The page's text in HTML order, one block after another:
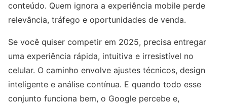
conteúdo. Quem ignora a experiência mobile perde
relevância, tráfego e oportunidades de venda.
Se você quiser competir em 2025, precisa entregar
uma experiência rápida, intuitiva e irresistível no
celular. O caminho envolve ajustes técnicos, design
inteligente e análise contínua. E quando todo esse
conjunto funciona bem, o Google percebe e,